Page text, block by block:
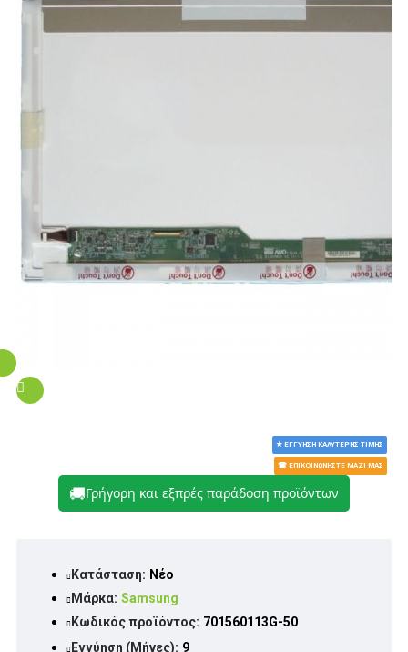
★ ΕΓΓΎΗΣΗ ΚΑΛΎΤΕΡΗΣ ΤΙΜΉΣ
☎ ΕΠΙΚΟΙΝΩΝΉΣΤΕ ΜΑΖΊ ΜΑΣ
🚚Γρήγορη και εξπρές παράδοση προϊόντων
Κατάσταση: Νέο
Μάρκα: Samsung
Κωδικός προϊόντος: 701560113G-50
Εγγύηση (Μήνες): 9